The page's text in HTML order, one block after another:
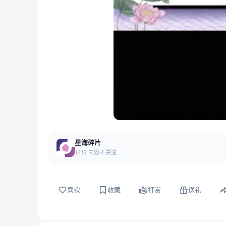
星海碎片
1412 内容 2 关注
喜欢 收藏 打赏 送礼